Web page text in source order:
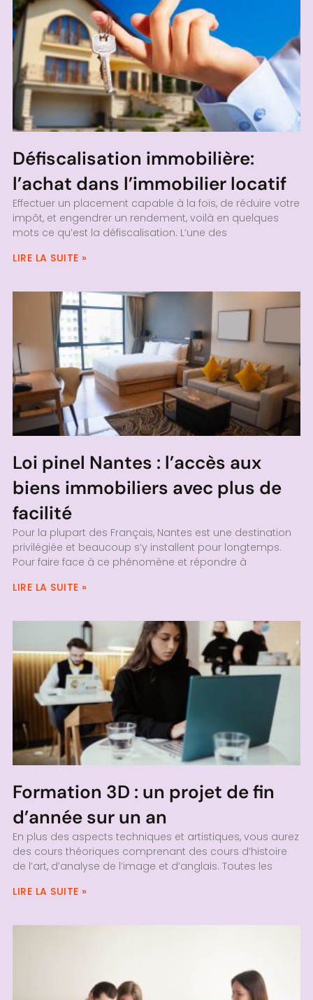
Défiscalisation immobilière:
l’achat dans l’immobilier locatif
Effectuer un placement capable à la fois, de réduire votre
impôt, et engendrer un rendement, voilà en quelques
mots ce qu’est la défiscalisation. L’une des
LIRE LA SUITE »
Loi pinel Nantes : l’accès aux
biens immobiliers avec plus de
facilité
Pour la plupart des Français, Nantes est une destination
privilégiée et beaucoup s’y installent pour longtemps.
Pour faire face à ce phénomène et répondre à
LIRE LA SUITE »
Formation 3D : un projet de fin
d’année sur un an
En plus des aspects techniques et artistiques, vous aurez
des cours théoriques comprenant des cours d’histoire
de l’art, d’analyse de l’image et d’anglais. Toutes les
LIRE LA SUITE »